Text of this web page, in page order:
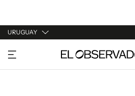
URUGUAY
URUGUAY
ARGENTINA